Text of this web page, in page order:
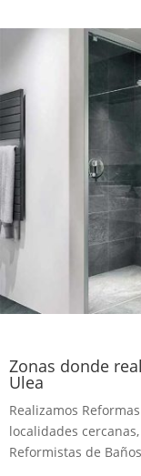
Zonas donde
Ulea
Realizamos
localidades
Reformistas de